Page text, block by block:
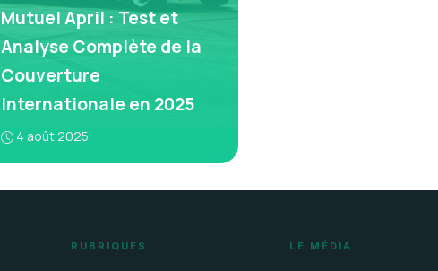
Mutuel April : Test et
Analyse Complète de la
Couverture
Internationale en 2025
4 août 2025
RUBRIQUES LE MÉDIA